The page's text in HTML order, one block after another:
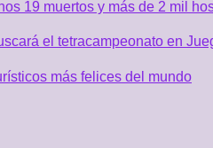
19 muertos y más de 2 mil
el tetracampeonato en
más felices del mundo